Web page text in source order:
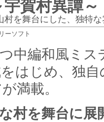
賀村異譚～
村を舞台にした、独特
ーソフト
中編和風ミス
はじめ、独自
満載。
村を舞台に展